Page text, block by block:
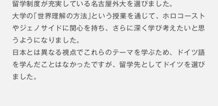
留学制度が充実している名古屋外大を選びました。
大学の｢世界理解の方法｣という授業を通じて、ホロコースト
やジェノサイドに関心を持ち、さらに深く学び考えたいと思
うようになりました。
日本とは異なる視点でこれらのテーマを学ぶため、ドイツ語
を学んだことはなかったですが、留学先としてドイツを選び
ました。